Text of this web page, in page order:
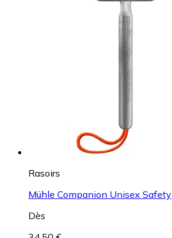
Rasoirs
Mühle Companion Unisex Safety
Dès